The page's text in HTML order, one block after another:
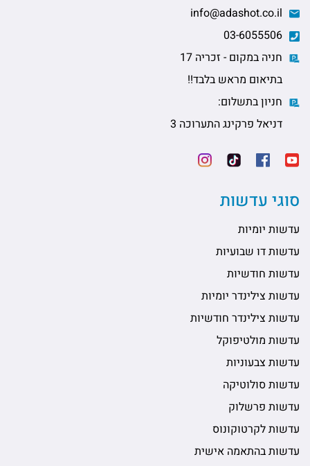
חניה במקום - זכריה 17
בתיאום מראש בלבד!!
חניון בתשלום:
דניאל פרקינג התערוכה 3
סוגי עדשות
עדשות יומיות
עדשות דו שבועיות
עדשות חודשיות
עדשות צילינדר יומיות
עדשות צילינדר חודשיות
עדשות מולטיפוקל
עדשות צבעוניות
עדשות סולוטיקה
עדשות פרשלוק
עדשות לקרטוקונוס
עדשות בהתאמה אישית